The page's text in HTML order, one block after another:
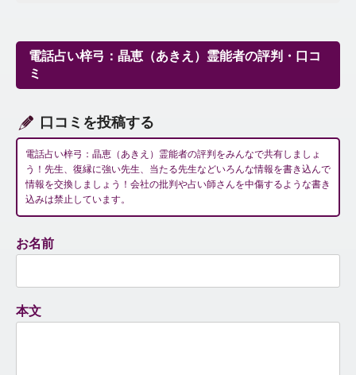
ー
シ
ョ
電話占い梓弓：晶恵（あきえ）霊能者の評判・口コ
ミ
口コミを投稿する
電話占い梓弓：晶恵（あきえ）霊能者の評判をみんなで共有しましょ
う！先生、復縁に強い先生、当たる先生などいろんな情報を書き込んで
情報を交換しましょう！会社の批判や占い師さんを中傷するような書き
込みは禁止しています。
お名前
本文